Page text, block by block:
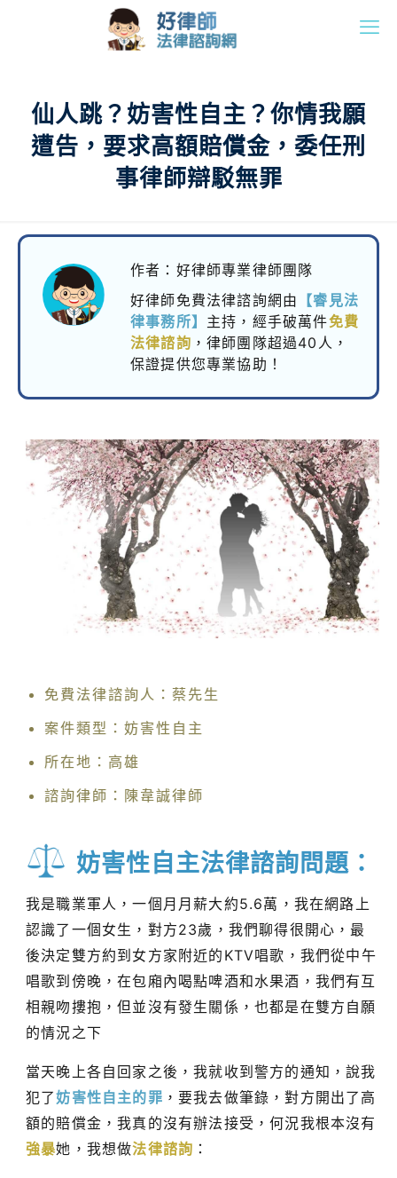
仙人跳？妨害性自主？你情我願
遭告，要求高額賠償金，委任刑
事律師辯駁無罪
作者：好律師專業律師團隊
好律師免費法律諮詢網由
【睿見法
律事務所】 主持， 經手破萬件免費
法律諮詢 ，律師團隊超過40人，
保證提供您專業協助！
免費法律諮詢人：蔡先生
案件類型：妨害性自主
所在地：高雄
諮詢律師：陳韋誠律師
妨害性自主法律諮詢問題：
我是職業軍人，一個月月薪大約5.6萬，我在網路上
認識了一個女生，對方23歲，我們聊得很開心，最
後決定雙方約到女方家附近的KTV唱歌，我們從中午
唱歌到傍晚，在包廂內喝點啤酒和水果酒，我們有互
相親吻摟抱，但並沒有發生關係，也都是在雙方自願
的情況之下
當天晚上各自回家之後，我就收到警方的通知，說我
犯了妨害性自主的罪 ，要我去做筆錄，對方開出了高
額的賠償金，我真的沒有辦法接受，何況我根本沒有
強暴她，我想做法律諮詢 ：